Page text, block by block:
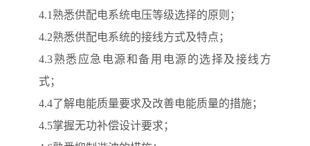
4.1熟悉供配电系统电压等级选择的原则；
4.2熟悉供配电系统的接线方式及特点；
4.3熟悉应急电源和备用电源的选择及接线方
式；
4.4了解电能质量要求及改善电能质量的措施；
4.5掌握无功补偿设计要求；